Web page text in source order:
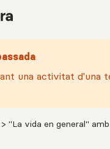
una activitat d'una
> "La vida en general"